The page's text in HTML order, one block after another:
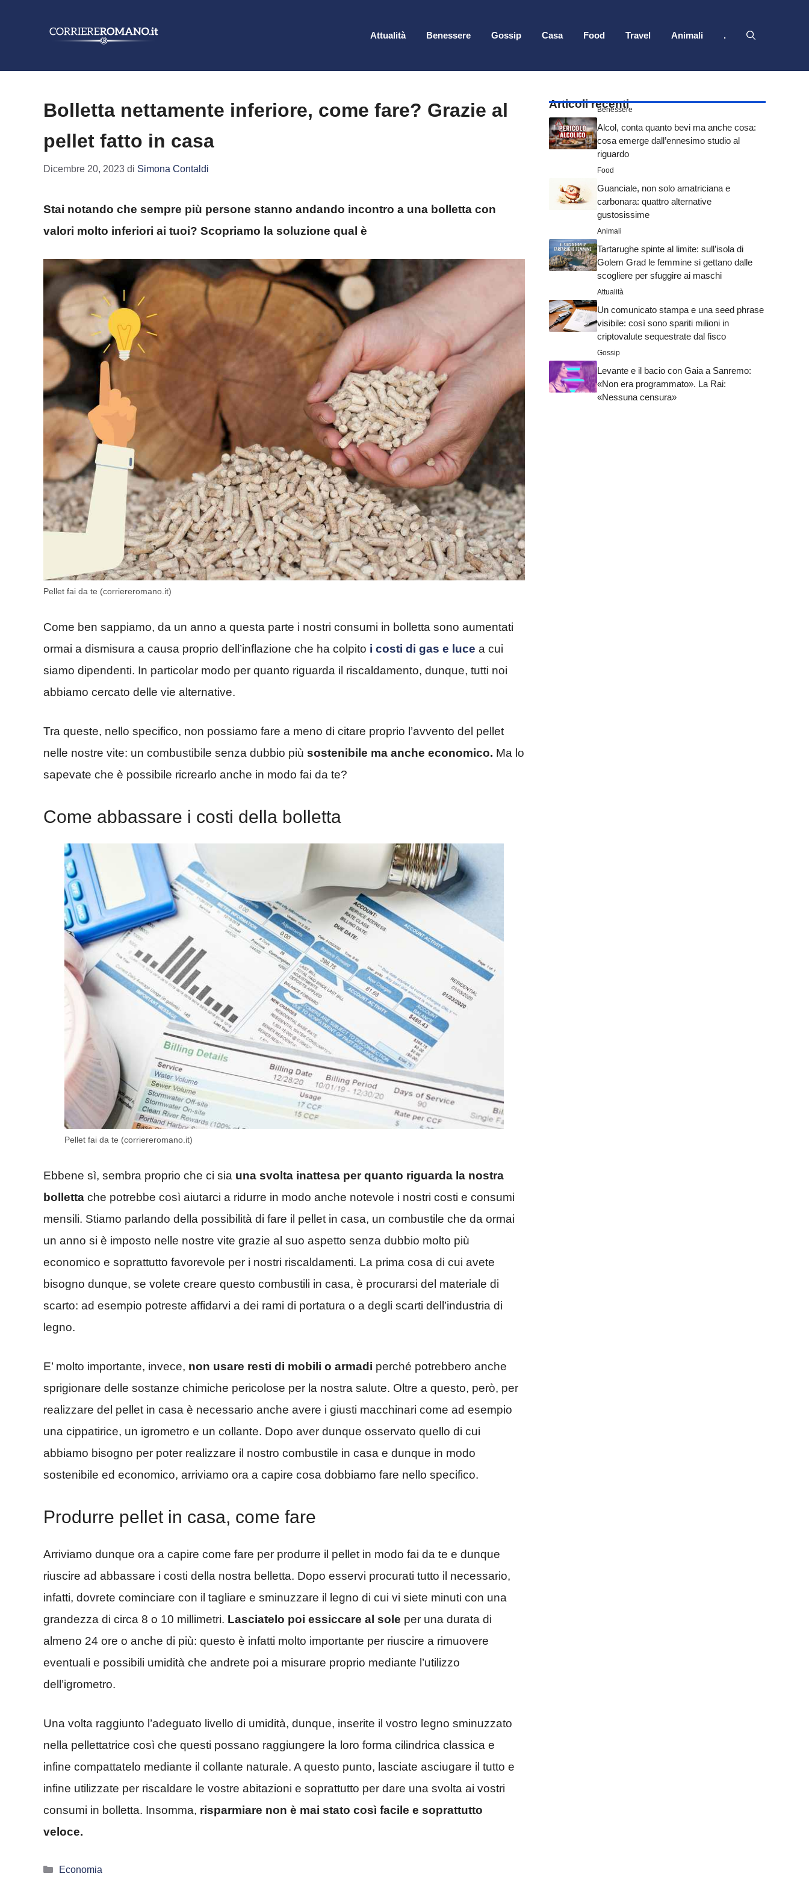
Attualità Benessere Gossip Casa Food Travel Animali .
Bolletta nettamente inferiore, come fare? Grazie al
pellet fatto in casa
Dicembre 20, 2023 di Simona Contaldi
Stai notando che sempre più persone stanno andando incontro a una bolletta con
valori molto inferiori ai tuoi? Scopriamo la soluzione qual è
Pellet fai da te (corriereromano.it)
Come ben sappiamo, da un anno a questa parte i nostri consumi in bolletta sono aumentati
ormai a dismisura a causa proprio dell’inflazione che ha colpito i costi di gas e luce a cui
siamo dipendenti. In particolar modo per quanto riguarda il riscaldamento, dunque, tutti noi
abbiamo cercato delle vie alternative.
Tra queste, nello specifico, non possiamo fare a meno di citare proprio l’avvento del pellet
nelle nostre vite: un combustibile senza dubbio più sostenibile ma anche economico. Ma lo
sapevate che è possibile ricrearlo anche in modo fai da te?
Come abbassare i costi della bolletta
Pellet fai da te (corriereromano.it)
Ebbene sì, sembra proprio che ci sia una svolta inattesa per quanto riguarda la nostra
bolletta che potrebbe così aiutarci a ridurre in modo anche notevole i nostri costi e consumi
mensili. Stiamo parlando della possibilità di fare il pellet in casa, un combustile che da ormai
un anno si è imposto nelle nostre vite grazie al suo aspetto senza dubbio molto più
economico e soprattutto favorevole per i nostri riscaldamenti. La prima cosa di cui avete
bisogno dunque, se volete creare questo combustili in casa, è procurarsi del materiale di
scarto: ad esempio potreste affidarvi a dei rami di portatura o a degli scarti dell’industria di
legno.
E’ molto importante, invece, non usare resti di mobili o armadi perché potrebbero anche
sprigionare delle sostanze chimiche pericolose per la nostra salute. Oltre a questo, però, per
realizzare del pellet in casa è necessario anche avere i giusti macchinari come ad esempio
una cippatirice, un igrometro e un collante. Dopo aver dunque osservato quello di cui
abbiamo bisogno per poter realizzare il nostro combustile in casa e dunque in modo
sostenibile ed economico, arriviamo ora a capire cosa dobbiamo fare nello specifico.
Produrre pellet in casa, come fare
Arriviamo dunque ora a capire come fare per produrre il pellet in modo fai da te e dunque
riuscire ad abbassare i costi della nostra belletta. Dopo esservi procurati tutto il necessario,
infatti, dovrete cominciare con il tagliare e sminuzzare il legno di cui vi siete minuti con una
grandezza di circa 8 o 10 millimetri. Lasciatelo poi essiccare al sole per una durata di
almeno 24 ore o anche di più: questo è infatti molto importante per riuscire a rimuovere
eventuali e possibili umidità che andrete poi a misurare proprio mediante l’utilizzo
dell’igrometro.
Una volta raggiunto l’adeguato livello di umidità, dunque, inserite il vostro legno sminuzzato
nella pellettatrice così che questi possano raggiungere la loro forma cilindrica classica e
infine compattatelo mediante il collante naturale. A questo punto, lasciate asciugare il tutto e
infine utilizzate per riscaldare le vostre abitazioni e soprattutto per dare una svolta ai vostri
consumi in bolletta. Insomma, risparmiare non è mai stato così facile e soprattutto
veloce.
Categorie
Economia
Articoli recenti
Benessere
Alcol, conta quanto bevi ma anche cosa:
cosa emerge dall’ennesimo studio al
riguardo
Food
Guanciale, non solo amatriciana e
carbonara: quattro alternative
gustosissime
Animali
Tartarughe spinte al limite: sull’isola di
Golem Grad le femmine si gettano dalle
scogliere per sfuggire ai maschi
Attualità
Un comunicato stampa e una seed phrase
visibile: così sono spariti milioni in
criptovalute sequestrate dal fisco
Gossip
Levante e il bacio con Gaia a Sanremo:
«Non era programmato». La Rai:
«Nessuna censura»